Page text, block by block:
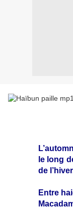
le long
de
Entre